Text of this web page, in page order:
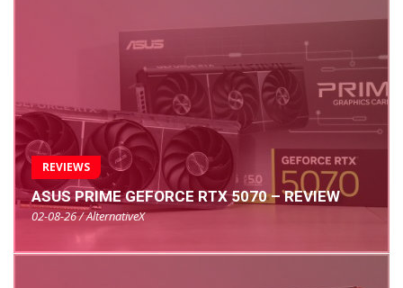
REVIEWS
ASUS PRIME GEFORCE RTX 5070 – REVIEW
02-08-26 / AlternativeX